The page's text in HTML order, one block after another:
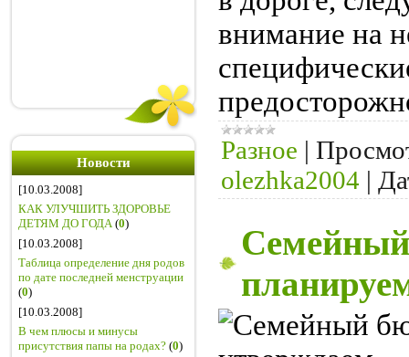
Новости
[10.03.2008]
КАК УЛУЧШИТЬ ЗДОРОВЬЕ
ДЕТЯМ ДО ГОДА (0)
[10.03.2008]
Таблица определение дня родов
по дате последней менструации
(0)
[10.03.2008]
В чем плюсы и минусы
присутствия папы на родах? (0)
внимание на
Разное |
olezhka2004 |